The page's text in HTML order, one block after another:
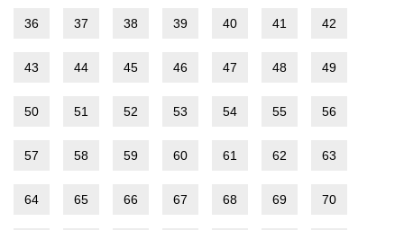
36 37 38 39 40 41 42
43 44 45 46 47 48 49
50 51 52 53 54 55 56
57 58 59 60 61 62 63
64 65 66 67 68 69 70